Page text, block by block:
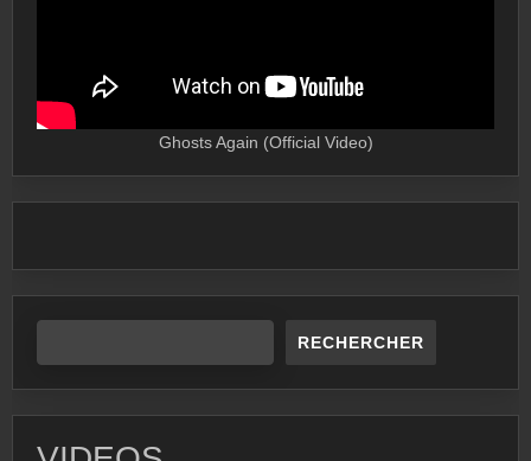
Ghosts Again (Official Video)
RECHERCHER